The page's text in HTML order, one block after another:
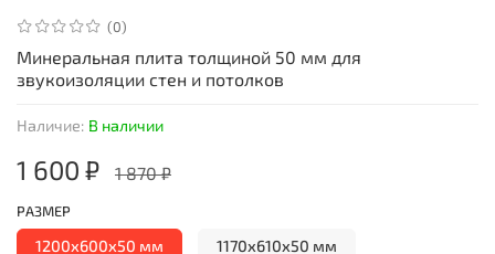
(0)
Наличие: В наличии
1 600 ₽ 1 870 ₽
РАЗМЕР
1200х600х50 мм 1170х610х50 мм
Минеральная плита толщиной 50 мм для
звукоизоляции стен и потолков